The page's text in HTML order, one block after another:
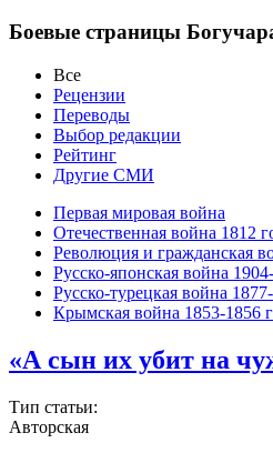
Боевые страницы
Все
Рецензии
Переводы
Выбор редакции
Рейтинг
Другие СМИ
Первая мировая война
Отечественная война 1812
Революция и гражданская
Русско-японская война
Русско-турецкая война
Крымская война 1853-1856
«А сын их убит на
Тип статьи:
Авторская